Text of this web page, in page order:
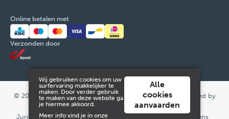
Online betalen met
Verzonden door
© 2026 FOX & Cie Ondernemingsnr: 0551.965.335
Powered by
Juridische informatie en contact
Persoonsgegevens
Wij gebruiken cookies om uw
surfervaring makkelijker te
maken. Door verder gebruik
te maken van deze website ga
je hiermee akkoord.
Meer info vind je in onze
Alle
cookies
aanvaarden